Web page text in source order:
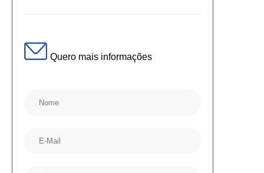
Quero mais informações